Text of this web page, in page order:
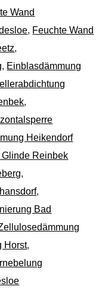
Wand
, Feuchte Wand
,
, Einblasdämmung
,
Heikendorf
Reinbek
,
,
Bad
Horst,